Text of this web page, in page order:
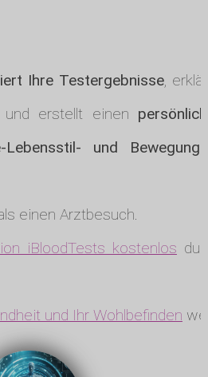
Ihre Testergebnisse,
und erstellt einen
Lebensstil- und
einen Arztbesuch.
iBloodTests kostenlos
und Ihr Wohlbefinden